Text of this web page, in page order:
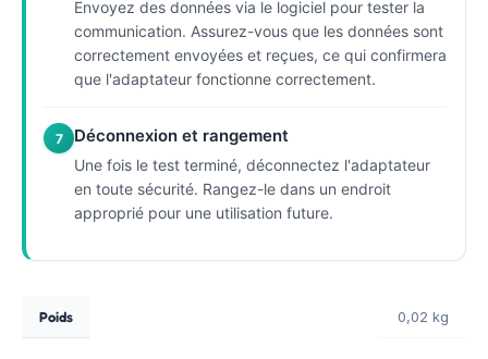
Envoyez des données via le logiciel pour tester la
communication. Assurez-vous que les données sont
correctement envoyées et reçues, ce qui confirmera
que l'adaptateur fonctionne correctement.
7 Déconnexion et rangement
Une fois le test terminé, déconnectez l'adaptateur
en toute sécurité. Rangez-le dans un endroit
approprié pour une utilisation future.
Poids 0,02 kg